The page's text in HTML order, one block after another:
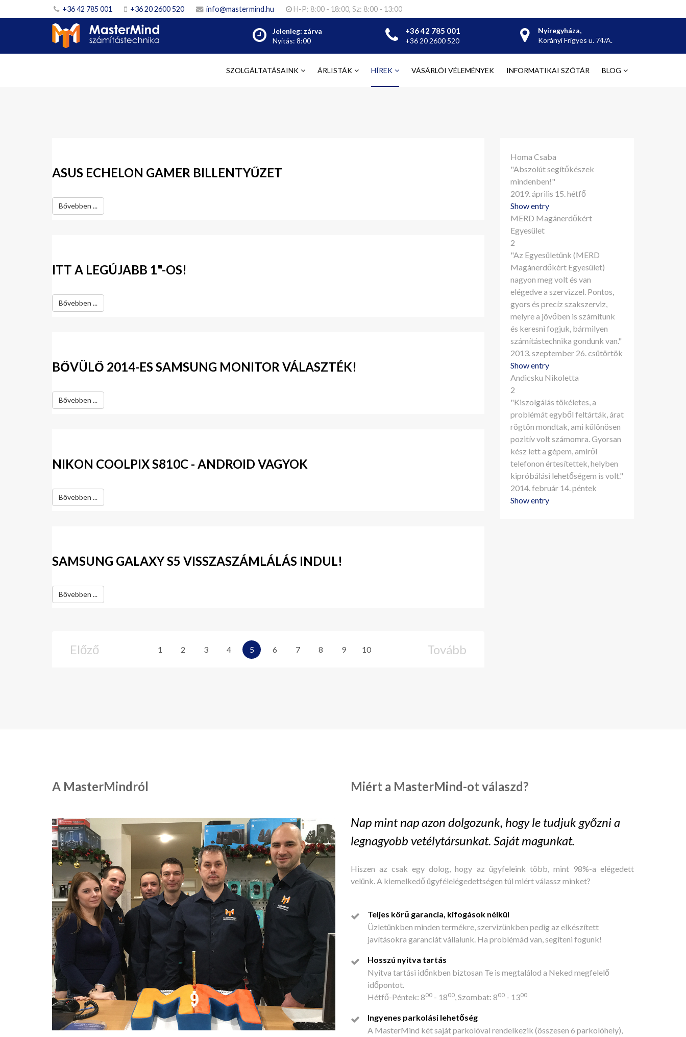
+36 42 785 001 +36 20 2600 520 info@mastermind.hu H-P: 8:00 - 18:00, Sz: 8:00 - 13:00
Jelenleg: zárva
Nyitás: 8:00
+36 42 785 001
+36 20 2600 520
Nyíregyháza,
KorányiFrigyes u. 74/A.
SZOLGÁLTATÁSAINK ÁRLISTÁK HÍREK VÁSÁRLÓI VÉLEMÉNYEK INFORMATIKAI SZÓTÁR BLOG
ASUS ECHELON GAMER BILLENTYŰZET
Bővebben ...
ITT A LEGÚJABB 1"-OS!
Bővebben ...
BŐVÜLŐ 2014-ES SAMSUNG MONITOR VÁLASZTÉK!
Bővebben ...
NIKON COOLPIX S810C - ANDROID VAGYOK
Bővebben ...
SAMSUNG GALAXY S5 VISSZASZÁMLÁLÁS INDUL!
Bővebben ...
Előző 1 2 3 4 5 6 7 8 9 10 Tovább
Homa Csaba
"Abszolút segítőkészek
mindenben!"
2019. április 15. hétfő
Show entry
MERD Magánerdőkért
Egyesület
2
"Az Egyesületünk (MERD
Magánerdőkért Egyesület)
nagyon meg volt és van
elégedve a szervizzel. Pontos,
gyors és precíz szakszerviz,
melyre a jövőben is számítunk
és keresni fogjuk, bármilyen
számítástechnika gondunk van."
2013. szeptember 26. csütörtök
Show entry
Andicsku Nikoletta
2
"Kiszolgálás tökéletes, a
problémát egyből feltárták, árat
rögtön mondtak, ami különösen
pozitív volt számomra. Gyorsan
kész lett a gépem, amiről
telefonon értesítettek, helyben
kipróbálási lehetőségem is volt."
2014. február 14. péntek
Show entry
A MasterMindról Miért a MasterMind-ot válaszd?
Nap mint nap azon dolgozunk, hogy le tudjuk győzni a
legnagyobb vetélytársunkat. Saját magunkat.
Hiszen az csak egy dolog, hogy az ügyfeleink több, mint 98%-a elégedett
velünk. A kiemelkedő ügyfélelégedettségen túl miért válassz minket?
Teljes körű garancia, kifogások nélkül
Üzletünkben minden termékre, szervizünkben pedig az elkészített
javításokra garanciát vállalunk. Ha problémád van, segíteni fogunk!
Hosszú nyitva tartás
Nyitva tartási időnkben biztosan Te is megtalálod a Neked megfelelő
időpontot.
Hétfő-Péntek: 800 - 1800, Szombat: 800 - 1300
Ingyenes parkolási lehetőség
A MasterMind két saját parkolóval rendelkezik (összesen 6 parkolóhely),